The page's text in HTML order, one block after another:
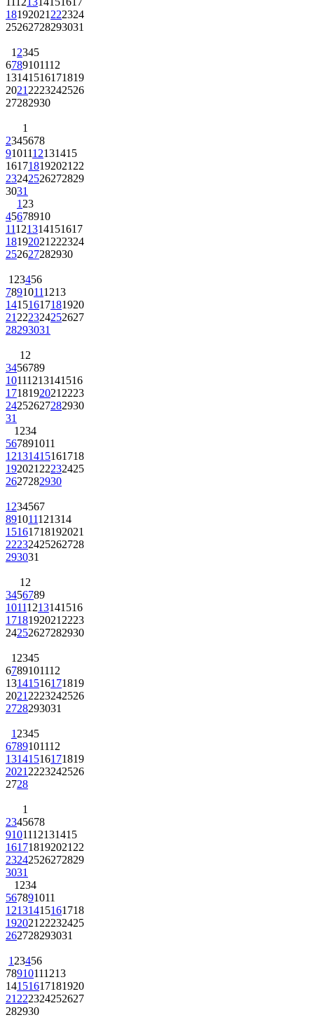
18192021 222324
25262728293031
1 2345
6789101112
13141516171819
2021 2223242526
27282930
1
2345678
9101112131415
161718192021 22
23242526272829
3031
1 23
45678910
11121314151617
18192021 222324
252627282930
1 23456
78910111213
14151617181920
21 222324252627
28293031
1 2
3456789
10111213141516
1718192021 2223
24252627282930
31
1 234
567891011
12131415161718
192021 22232425
2627282930
1 234567
891011121314
15161718192021
22232425262728
293031
1 2
3456789
10111213141516
1718192021 2223
24252627282930
1 2345
6789101112
13141516171819
2021 2223242526
2728293031
1 2345
6789101112
13141516171819
2021 2223242526
2728
1
2345678
9101112131415
161718192021 22
23242526272829
3031
1 234
567891011
12131415161718
192021 22232425
262728293031
1 23456
78910111213
14151617181920
21 222324252627
282930